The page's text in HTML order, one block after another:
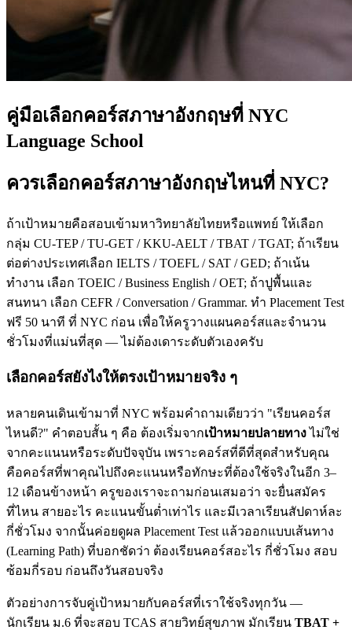
คู่มือเลือกคอร์สภาษาอังกฤษที่ NYC
Language School
ควรเลือกคอร์สภาษาอังกฤษไหนที่ NYC?
ถ้าเป้าหมายคือสอบเข้ามหาวิทยาลัยไทยหรือแพทย์ ให้เลือก
กลุ่ม CU-TEP / TU-GET / KKU-AELT / TBAT / TGAT; ถ้าเรียน
ต่อต่างประเทศเลือก IELTS / TOEFL / SAT / GED; ถ้าเน้น
ทำงาน เลือก TOEIC / Business English / OET; ถ้าปูพื้นและ
สนทนา เลือก CEFR / Conversation / Grammar. ทำ Placement Test
ฟรี 50 นาที ที่ NYC ก่อน เพื่อให้ครูวางแผนคอร์สและจำนวน
ชั่วโมงที่แม่นที่สุด — ไม่ต้องเดาระดับตัวเองครับ
เลือกคอร์สยังไงให้ตรงเป้าหมายจริง ๆ
หลายคนเดินเข้ามาที่ NYC พร้อมคำถามเดียวว่า "เรียนคอร์ส
ไหนดี?" คำตอบสั้น ๆ คือ ต้องเริ่มจากเป้าหมายปลายทางไม่ใช่
จากคะแนนหรือระดับปัจจุบัน เพราะคอร์สที่ดีที่สุดสำหรับคุณ
คือคอร์สที่พาคุณไปถึงคะแนนหรือทักษะที่ต้องใช้จริงในอีก 3–
12 เดือนข้างหน้า ครูของเราจะถามก่อนเสมอว่า จะยื่นสมัคร
ที่ไหน สายอะไร คะแนนขั้นต่ำเท่าไร และมีเวลาเรียนสัปดาห์ละ
กี่ชั่วโมง จากนั้นค่อยดูผล Placement Test แล้วออกแบบเส้นทาง
(Learning Path) ที่บอกชัดว่า ต้องเรียนคอร์สอะไร กี่ชั่วโมง สอบ
ซ้อมกี่รอบ ก่อนถึงวันสอบจริง
ตัวอย่างการจับคู่เป้าหมายกับคอร์สที่เราใช้จริงทุกวัน —
นักเรียน ม.6 ที่จะสอบ TCAS สายวิทย์สุขภาพ มักเรียน TBAT +